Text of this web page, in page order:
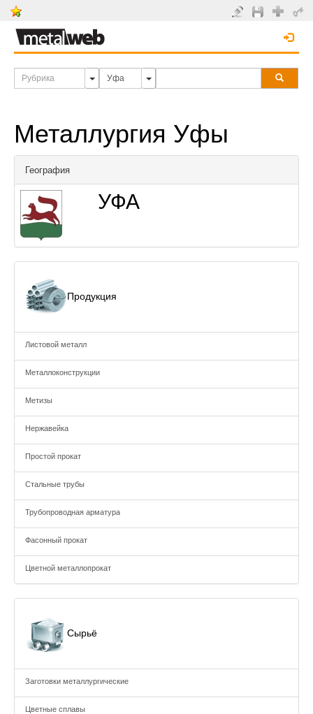
Металлургия Уфы
География
УФА
Продукция
Листовой металл
Металлоконструкции
Метизы
Нержавейка
Простой прокат
Стальные трубы
Трубопроводная арматура
Фасонный прокат
Цветной металлопрокат
Сырьё
Заготовки металлургические
Цветные сплавы